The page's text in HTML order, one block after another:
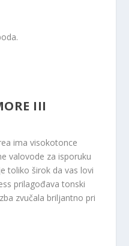
III
ima visokotonce
valovode za isporuku
toliko širok da vas lovi
prilagođava tonski
zvučala briljantno pri